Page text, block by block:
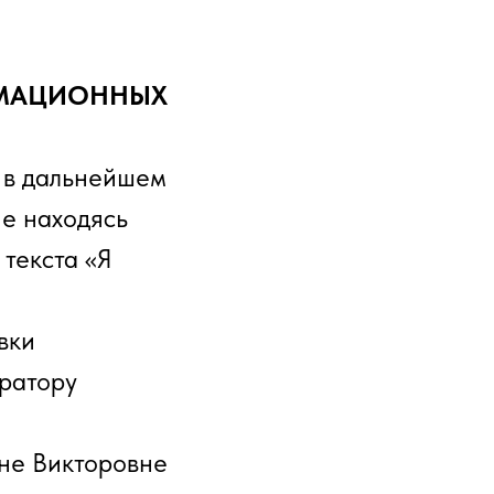
дальнейшем
находясь
«Я
Викторовне